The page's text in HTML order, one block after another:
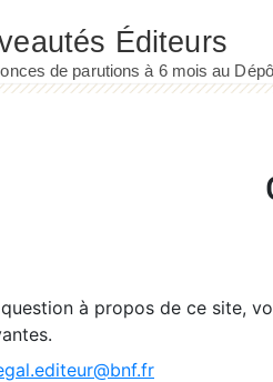
à propos de ce site,